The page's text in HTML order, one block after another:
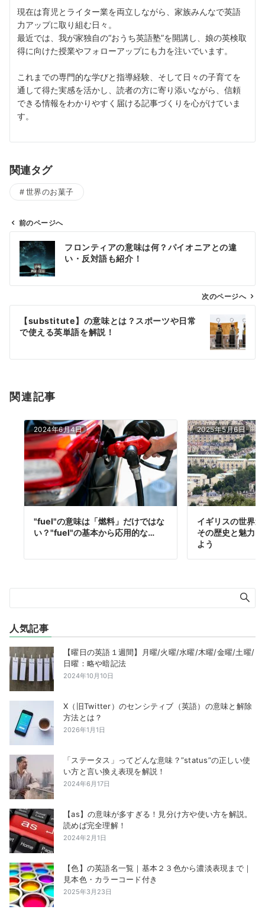
現在は育児とライター業を両立しながら、家族みんなで英語
力アップに取り組む日々。
最近では、我が家独自の“おうち英語塾”を開講し、娘の英検取
得に向けた授業やフォローアップにも力を注いでいます。
これまでの専門的な学びと指導経験、そして日々の子育てを
通して得た実感を活かし、読者の方に寄り添いながら、信頼
できる情報をわかりやすく届ける記事づくりを心がけていま
す。
関連タグ
世界のお菓子
ビ
ン
前のページへ
フロンティアの意味は何？パイオニアとの違
い・反対語も紹介！
次のページへ
【substitute】の意味とは？スポーツや日常
で使える英単語を解説！
関連記事
2024年6月4日
"fuel"の意味は「燃料」だけではな
い？"fuel"の基本から応用的な…
2025年5月6日
イギリスの世界
その歴史と魅力
よう
人気記事
【曜日の英語１週間】月曜/火曜/水曜/木曜/金曜/土曜/
日曜：略や暗記法
2024年10月10日
X（旧Twitter）のセンシティブ（英語）の意味と解除
方法とは？
2026年1月1日
「ステータス」ってどんな意味？”status”の正しい使
い方と言い換え表現を解説！
2024年6月17日
【as】の意味が多すぎる！見分け方や使い方を解説。
読めば完全理解！
2024年2月1日
【色】の英語名一覧｜基本２３色から濃淡表現まで｜
見本色・カラーコード付き
2025年3月23日